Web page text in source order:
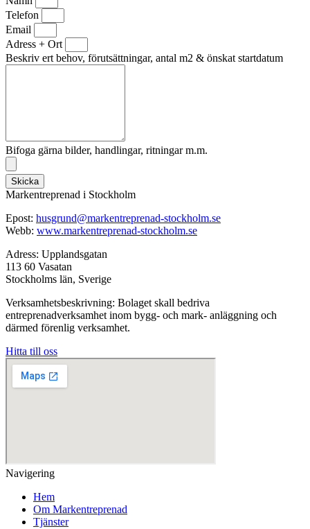
Telefon
Email
Adress + Ort
Beskriv ert behov, förutsättningar, antal m2 & önskat startdatum
Bifoga gärna bilder, handlingar, ritningar m.m.
Skicka
Markentreprenad i Stockholm
Epost: husgrund@markentreprenad-stockholm.se
Webb: www.markentreprenad-stockholm.se
Adress: Upplandsgatan
113 60 Vasatan
Stockholms län, Sverige
Verksamhetsbeskrivning: Bolaget skall bedriva
entreprenadverksamhet inom bygg- och mark- anläggning och
därmed förenlig verksamhet.
Hitta till oss
Navigering
Hem
Om Markentreprenad
Tjänster